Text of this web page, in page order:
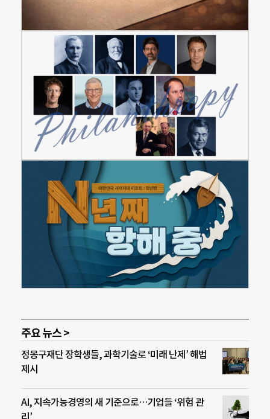
주요 뉴스 >
정몽구재단 장학생들, 과학기술로 ‘미래 난제’ 해법
제시
AI, 지속가능경영의 새 기준으로…기업들 ‘위험 관